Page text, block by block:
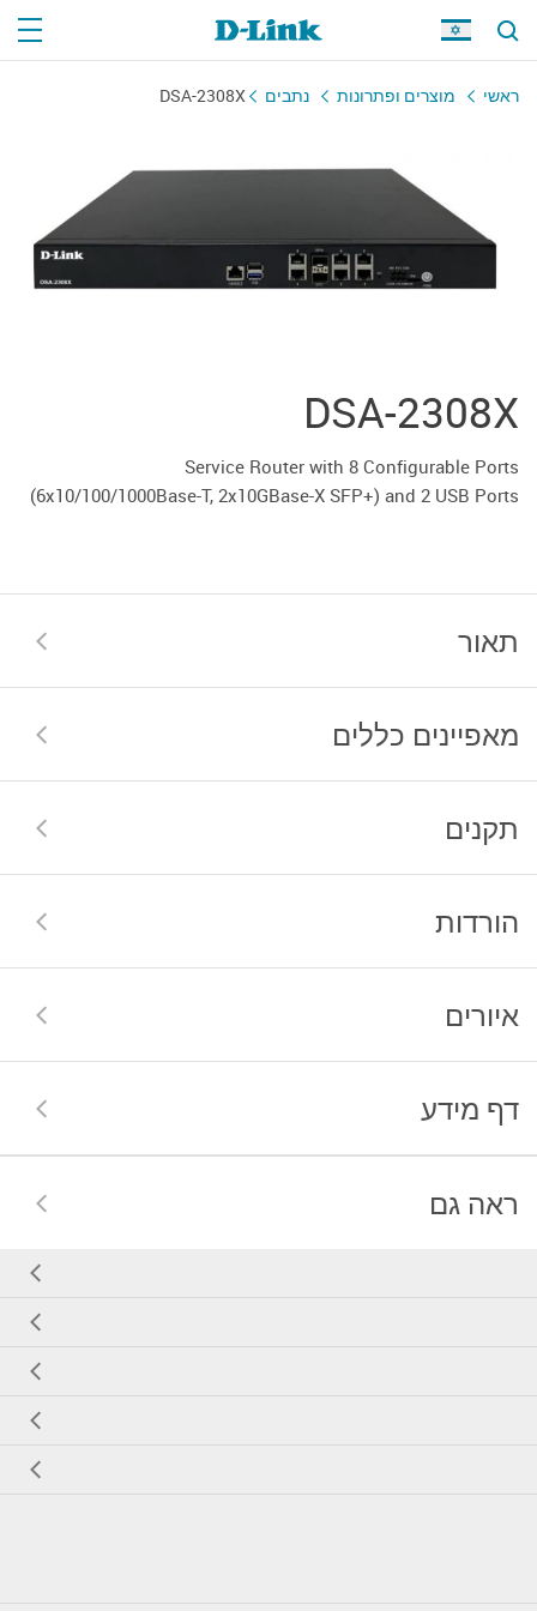
ראשי מוצרים ופתרונות נתבים DSA-2308X
DSA-2308X
Service Router with 8 Configurable Ports
(6x10/100/1000Base-T, 2x10GBase-X SFP+) and 2 USB Ports
תאור
מאפיינים כללים
תקנים
הורדות
איורים
דף מידע
ראה גם